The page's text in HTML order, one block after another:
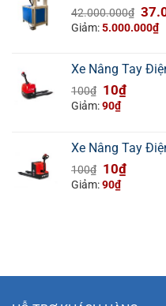
42.000.000₫ Giá
gốc
Giảm:5.000.000₫
Xe Nâng Tay
100₫ Giá
gốc
10₫Giá
10₫.
Giảm:90₫
Xe Nâng Tay
100₫ Giá
gốc
10₫Giá
Giảm:90₫